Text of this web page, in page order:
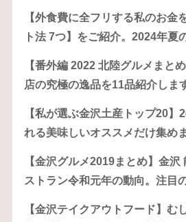
【外食費に全フリする私のお金
ト法 7つ】をご紹介。2024年夏
【番外編 2022 北陸グルメまと
店の究極の逸品を11品紹介しま
【私が選ぶ金沢土産トップ20】
れる美味しいオススメだけ集め
【金沢グルメ2019まとめ】金沢
ストラン令和元年の動向。注目
【金沢テイクアウトフード】む